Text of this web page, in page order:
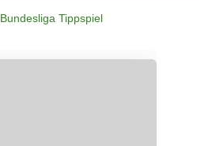
Bundesliga Tippspiel